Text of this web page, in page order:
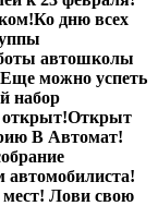
Ко дню всех
автошколы
Еще можно успеть
набор
Открыт
В Автомат!
автомобилиста!
мест! Лови свою